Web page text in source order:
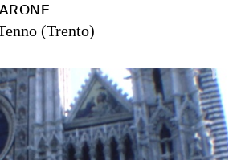
(Trento)